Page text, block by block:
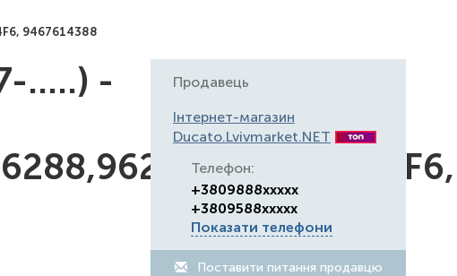
9467614388
.....) -
Продавець
Інтернет-магазин
Ducato.Lvivmarket.NET
Телефон:
+3809888xxxxx
+3809588xxxxx
Показати телефони
Поставити питання продавцю